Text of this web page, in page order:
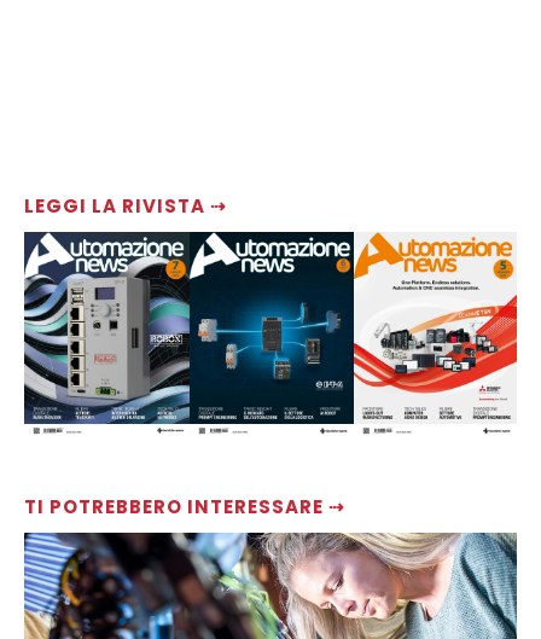
LEGGI LA RIVISTA ⇢
TI POTREBBERO INTERESSARE ⇢